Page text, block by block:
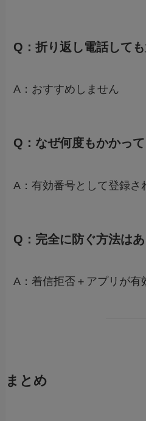
Q：折り返し電話して
A：おすすめしません
Q：なぜ何度もかかっ
A：有効番号として登録さ
Q：完全に防ぐ方法はあ
A：着信拒否＋アプリが有
まとめ